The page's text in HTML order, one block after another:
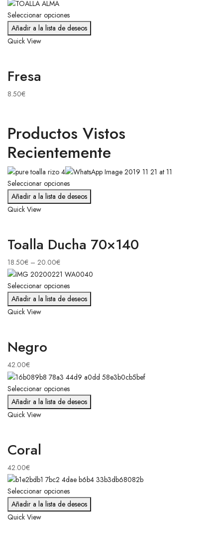
Seleccionar opciones
Añadir a la lista de deseos
Quick View
Fresa
8.50€
Productos Vistos
Recientemente
Seleccionar opciones
Añadir a la lista de deseos
Quick View
Toalla Ducha 70×140
18.50€ – 20.00€
Seleccionar opciones
Añadir a la lista de deseos
Quick View
Negro
42.00€
Seleccionar opciones
Añadir a la lista de deseos
Quick View
Coral
42.00€
Seleccionar opciones
Añadir a la lista de deseos
Quick View